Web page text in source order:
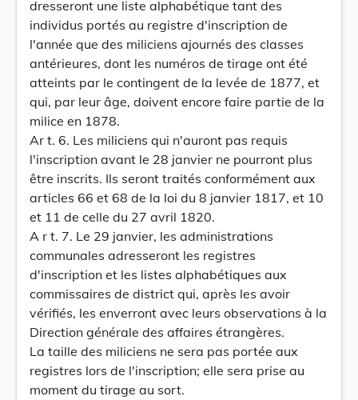
dresseront une liste alphabétique tant des
individus portés au registre d'inscription de
l'année que des miliciens ajournés des classes
antérieures, dont les numéros de tirage ont été
atteints par le contingent de la levée de 1877, et
qui, par leur âge, doivent encore faire partie de la
milice en 1878.
Ar t. 6. Les miliciens qui n'auront pas requis
l'inscription avant le 28 janvier ne pourront plus
être inscrits. Ils seront traités conformément aux
articles 66 et 68 de la loi du 8 janvier 1817, et 10
et 11 de celle du 27 avril 1820.
A r t. 7. Le 29 janvier, les administrations
communales adresseront les registres
d'inscription et les listes alphabétiques aux
commissaires de district qui, après les avoir
vérifiés, les enverront avec leurs observations à la
Direction générale des affaires étrangères.
La taille des miliciens ne sera pas portée aux
registres lors de l'inscription; elle sera prise au
moment du tirage au sort.